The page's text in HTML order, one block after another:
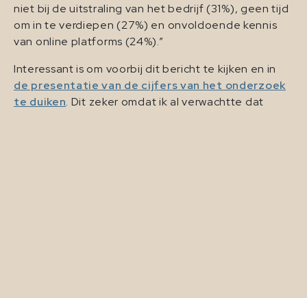
niet bij de uitstraling van het bedrijf (31%), geen tijd
om in te verdiepen (27%) en onvoldoende kennis
van online platforms (24%).”
Interessant is om voorbij dit bericht te kijken en in
de presentatie van de cijfers van het onderzoek
te duiken. Dit zeker omdat ik al verwachtte dat